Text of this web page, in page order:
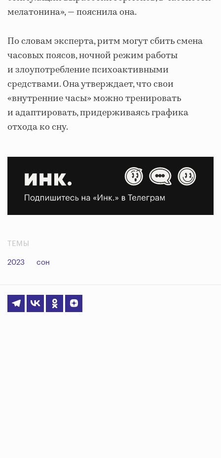
мелатонина», — пояснила она.
По словам эксперта, ритм могут сбить смена
часовых поясов, ночной режим работы
и злоупотребление психоактивными
средствами. Она утверждает, что свои
«внутренние часы» можно тренировать
и адаптировать, придерживаясь графика
отхода ко сну.
ТЕМЫ
2023 сон